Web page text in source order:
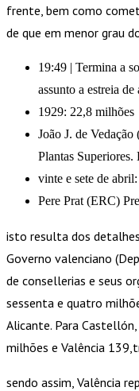
frente, bem como
de que em menor grau
19:49 | Termina a
assunto a estreia
1929: 22,8 milhões
João J. de
Plantas
vinte e sete de
Pere Prat (ERC)
isto resulta dos
Governo valenciano
de consellerias e seus
sessenta e quatro
Alicante. Para
milhões e Valência
sendo assim, Valência